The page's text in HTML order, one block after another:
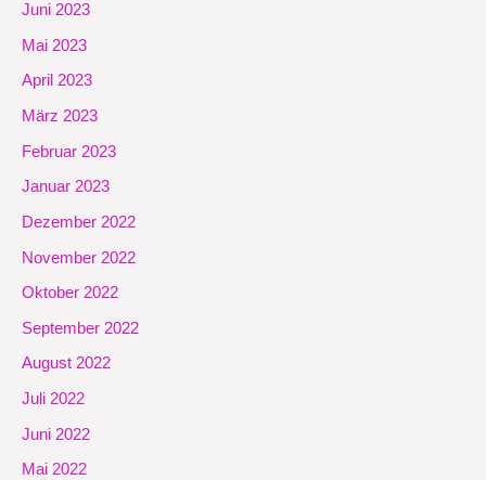
Juni 2023
Mai 2023
April 2023
März 2023
Februar 2023
Januar 2023
Dezember 2022
November 2022
Oktober 2022
September 2022
August 2022
Juli 2022
Juni 2022
Mai 2022